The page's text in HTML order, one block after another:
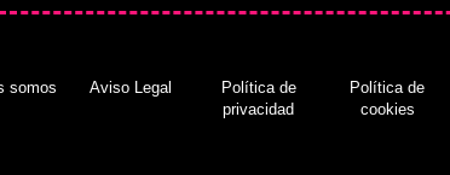
somos Aviso Legal
Política de
privacidad
Política de
cookies